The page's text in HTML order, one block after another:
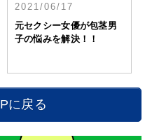
2021/06/17
元セクシー女優が包茎男
子の悩みを解決！！
に戻る